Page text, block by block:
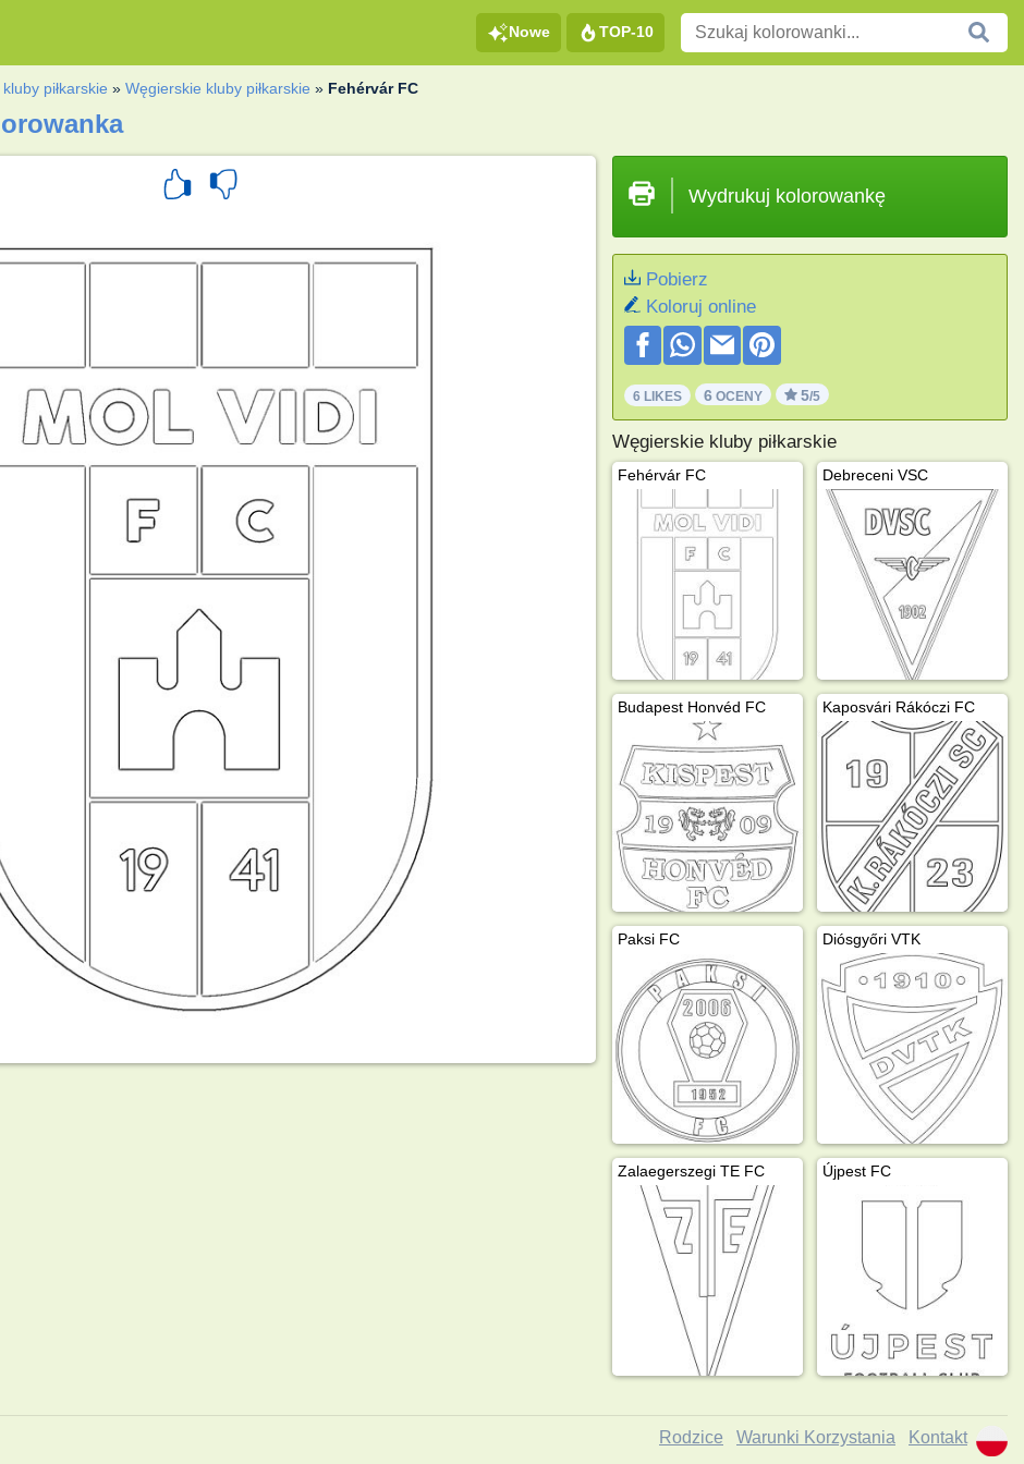
Nowe TOP-10
kluby piłkarskie »Węgierskie kluby piłkarskie » Fehérvár FC
Wydrukuj kolorowankę
Pobierz
Koloruj online
6 LIKES 6OCENY 5/5
Węgierskie kluby piłkarskie
Fehérvár FC Debreceni VSC
Budapest Honvéd FC Kaposvári Rákóczi FC
Paksi FC Diósgyőri VTK
Zalaegerszegi TE FC Újpest FC
Rodzice Warunki Korzystania Kontakt